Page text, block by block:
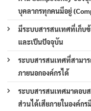
บุคลากรทุกคนมีอยู่
มีระบบสารสนเทศที่เก็บ
และเป็นปัจจุบัน
ระบบสารสนเทศที่สามา
ภายนอกองค์กรได้
ระบบสารสนเทศมาตอบ
ส่วนได้เสียภายในองค์ก